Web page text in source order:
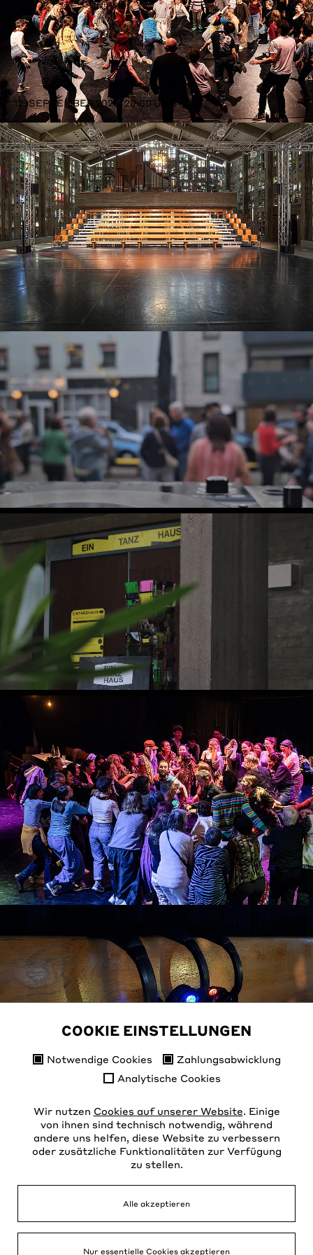
COOKIE EINSTELLUNGEN
Notwendige Cookies
Zahlungsabwicklung
Analytische Cookies
Wir nutzen Cookies auf unserer Website. Einige
von ihnen sind technisch notwendig, während
andere uns helfen, diese Website zu verbessern
oder zusätzliche Funktionalitäten zur Verfügung
zu stellen.
Alle akzeptieren
Nur essentielle Cookies akzeptieren
FolkDanceParty 2.0
Mit Hannah Shakti Bühler, Simon Mayer
und den Folks
12. SEPTEMBER 2026, 20:00 UHR
Eine Bühne
für Viele(s)
Der Dorfplatz
für die Stadt
in der umgenutzten Trinitatiskirche
FolkDanceParty 2.0
mehr zum Projekt
Mediathek
Kontakt
Instagram
Datenschutz
Newsletter